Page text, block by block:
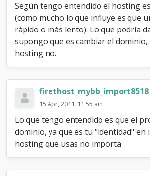
h
o
s
i
g
Según tengo entendido el hosting
(como mucho lo que influye es que
rápido o más lento). Lo que podría
supongo que es cambiar el dominio,
hosting no.
firethost_mybb_import8518
15 Apr, 2011, 11:55 am
Lo que tengo entendido es que el
dominio, ya que es tu "identidad" en
hosting que usas no importa